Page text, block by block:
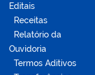
Editais
Receitas
Relatório da
Ouvidoria
Termos Aditivos